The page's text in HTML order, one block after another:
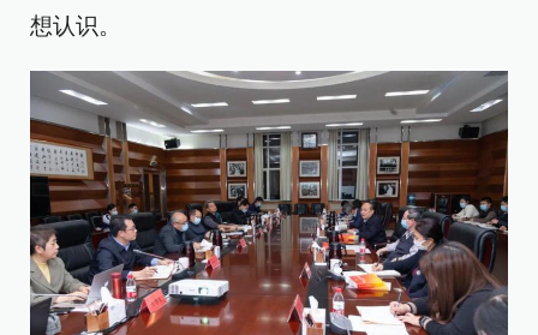
想认识。